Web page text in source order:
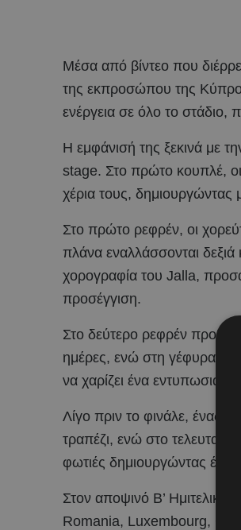
Μέσα από βίντεο που
της εκπροσώπου της
ενέργεια σε όλο το στάδιο,
Η εμφάνισή της ξεκινά με
stage. Στο πρώτο κουπλέ, οι
χέρια τους, δημιουργώντας
Στο πρώτο ρεφρέν, οι
πλάνα εναλλάσσονται
χορογραφία του Jalla,
προσέγγιση.
Στο δεύτερο ρεφρέν
ημέρες, ενώ στη γέφυρα
να χαρίζει ένα
Λίγο πριν το φινάλε, ένας
τραπέζι, ενώ στο τελευταίο
φωτιές δημιουργώντας ένα
Στον αποψινό Β’
Romania, Luxembourg,